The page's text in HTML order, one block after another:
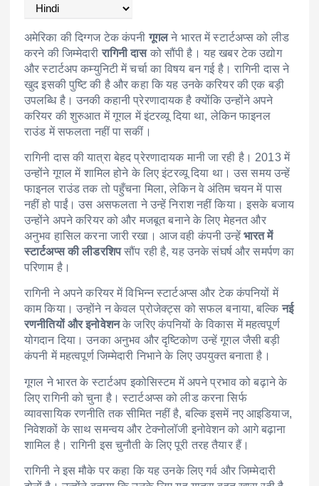
अमेरिका की दिग्गज टेक कंपनीगूगलने भारत में स्टार्टअप्स को लीड
करने की जिम्मेदारीरागिनी दासको सौंपी है। यह खबर टेक उद्योग
और स्टार्टअप कम्युनिटी में चर्चा का विषय बन गई है। रागिनी दास ने
खुद इसकी पुष्टि की है और कहा कि यह उनके करियर की एक बड़ी
उपलब्धि है। उनकी कहानी प्रेरणादायक है क्योंकि उन्होंने अपने
करियर की शुरुआत में गूगल में इंटरव्यू दिया था, लेकिन फाइनल
राउंड में सफलता नहीं पा सकीं।
रागिनी दास की यात्रा बेहद प्रेरणादायक मानी जा रही है। 2013 में
उन्होंने गूगल में शामिल होने के लिए इंटरव्यू दिया था। उस समय उन्हें
फाइनल राउंड तक तो पहुँचना मिला, लेकिन वे अंतिम चयन में पास
नहीं हो पाईं। उस असफलता ने उन्हें निराश नहीं किया। इसके बजाय
उन्होंने अपने करियर को और मजबूत बनाने के लिए मेहनत और
अनुभव हासिल करना जारी रखा। आज वही कंपनी उन्हें भारत में
स्टार्टअप्स की लीडरशिपसौंप रही है, यह उनके संघर्ष और समर्पण का
परिणाम है।
रागिनी ने अपने करियर में विभिन्न स्टार्टअप्स और टेक कंपनियों में
काम किया। उन्होंने न केवल प्रोजेक्ट्स को सफल बनाया, बल्किनई
रणनीतियों और इनोवेशनके जरिए कंपनियों के विकास में महत्वपूर्ण
योगदान दिया। उनका अनुभव और दृष्टिकोण उन्हें गूगल जैसी बड़ी
कंपनी में महत्वपूर्ण जिम्मेदारी निभाने के लिए उपयुक्त बनाता है।
गूगल ने भारत के स्टार्टअप इकोसिस्टम में अपने प्रभाव को बढ़ाने के
लिए रागिनी को चुना है। स्टार्टअप्स को लीड करना सिर्फ
व्यावसायिक रणनीति तक सीमित नहीं है, बल्कि इसमें नए आइडियाज,
निवेशकों के साथ समन्वय और टेक्नोलॉजी इनोवेशन को आगे बढ़ाना
शामिल है। रागिनी इस चुनौती के लिए पूरी तरह तैयार हैं।
रागिनी ने इस मौके पर कहा कि यह उनके लिए गर्व और जिम्मेदारी